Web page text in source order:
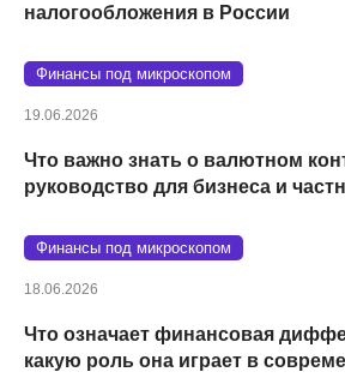
налогообложения в России
Финансы под микроскопом
19.06.2026
Что важно знать о валютном
руководство для бизнеса и
Финансы под микроскопом
18.06.2026
Что означает финансовая
какую роль она играет в